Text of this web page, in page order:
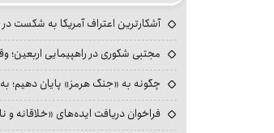
آشکارترین اعتراف آمریکا به شکست در
مجتبی شکوری در راهپیمایی اربعین؛
چگونه به «جنگ هرمز» پایان دهیم؛
فراخوان دریافت ایده‌های «خلاقانه و